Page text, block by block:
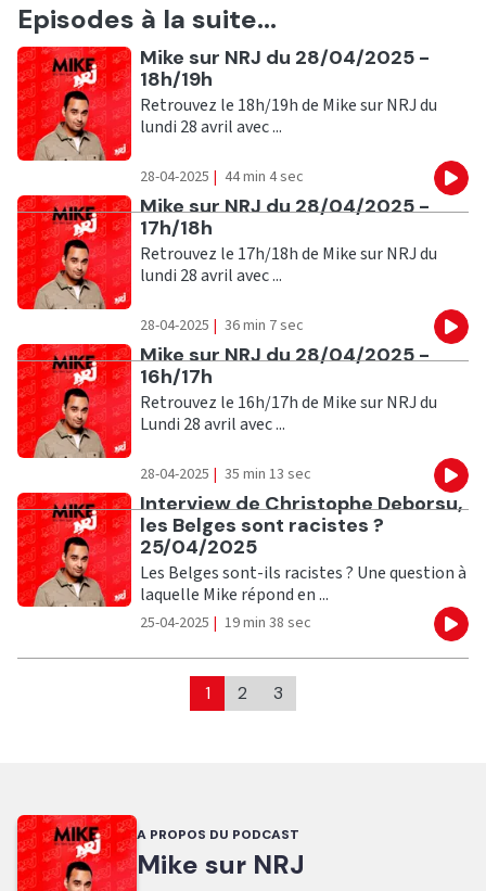
Episodes à la suite...
Ecouter
Mike sur NRJ du 28/04/2025 -
18h/19h
Retrouvez le 18h/19h de Mike sur NRJ du
lundi 28 avril avec ...
28-04-2025 | 44 min 4 sec
Ecouter
Mike sur NRJ du 28/04/2025 -
17h/18h
Retrouvez le 17h/18h de Mike sur NRJ du
lundi 28 avril avec ...
28-04-2025 | 36 min 7 sec
Ecouter
Mike sur NRJ du 28/04/2025 -
16h/17h
Retrouvez le 16h/17h de Mike sur NRJ du
Lundi 28 avril avec ...
28-04-2025 | 35 min 13 sec
Ecouter
Interview de Christophe Deborsu,
les Belges sont racistes ?
25/04/2025
Les Belges sont-ils racistes ? Une question à
laquelle Mike répond en ...
25-04-2025 | 19 min 38 sec
1 2 3
A PROPOS DU PODCAST
Mike sur NRJ